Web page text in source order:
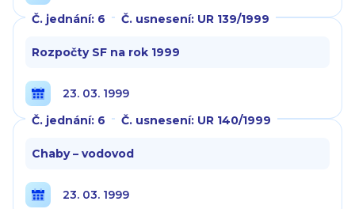
Č. jednání: 6
Č. usnesení: UR 139/1999
Rozpočty SF na rok 1999
23. 03. 1999
Č. jednání: 6
Č. usnesení: UR 140/1999
Chaby – vodovod
23. 03. 1999